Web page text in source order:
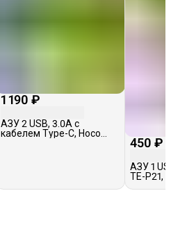
1 190 ₽
АЗУ 2 USB, 3.0A с
кабелем Type-C, Hoco
450 ₽
АЗУ 1
TE-P21,